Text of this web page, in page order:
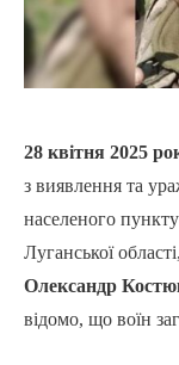
28 квітня 2025
з виявлення та
населеного
Луганської
Олександр
відомо, що воїн